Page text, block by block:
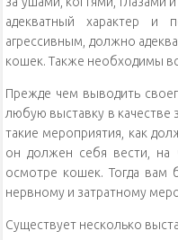
адекватный характер
агрессивным, должно
кошек. Также необходимы
Прежде чем выводить
любую выставку в качестве
такие мероприятия, как
он должен себя вести, на
осмотре кошек. Тогда вам
нервному и затратному
Существует несколько